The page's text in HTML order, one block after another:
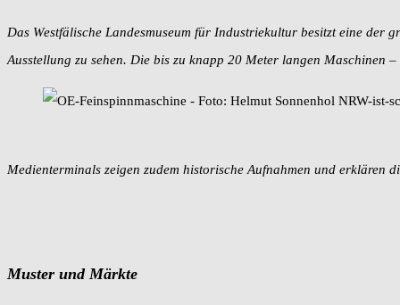
Das Westfälische Landesmuseum für Industriekultur besitzt eine der
Ausstellung zu sehen. Die bis zu knapp 20 Meter langen Maschinen
Medienterminals zeigen zudem historische Aufnahmen und erklären
Muster und Märkte